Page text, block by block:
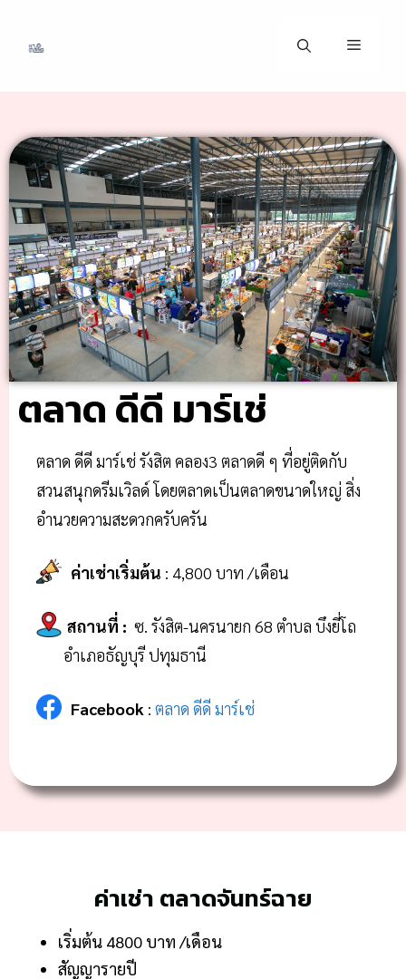
ตลาด ดีดี มาร์เช่
ตลาด ดีดี มาร์เช่ รังสิต คลอง3 ตลาดดี ๆ ที่อยู่ติดกับ
สวนสนุกดรีมเวิลด์ โดยตลาดเป็นตลาดขนาดใหญ่ สิ่ง
อำนวยความสะดวกครับครัน
ค่าเช่าเริ่มต้น : 4,800 บาท /เดือน
สถานที่ : ซ. รังสิต-นครนายก 68 ตำบล บึงยี่โถ
อำเภอธัญบุรี ปทุมธานี
Facebook : ตลาด ดีดี มาร์เช่
ค่าเช่า ตลาดจันทร์ฉาย
เริ่มต้น 4800 บาท /เดือน
สัญญารายปี